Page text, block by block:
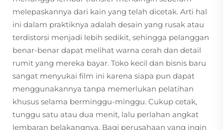
melepaskannya dari kain yang telah dicetak. Arti hal
ini dalam praktiknya adalah desain yang rusak atau
terdistorsi menjadi lebih sedikit, sehingga pelanggan
benar-benar dapat melihat warna cerah dan detail
rumit yang mereka bayar. Toko kecil dan bisnis baru
sangat menyukai film ini karena siapa pun dapat
menggunakannya tanpa memerlukan pelatihan
khusus selama berminggu-minggu. Cukup cetak,
tunggu satu atau dua menit, lalu perlahan angkat
lembaran belakangnya. Bagi perusahaan yang ingin